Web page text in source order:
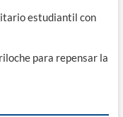
estudiantil con
para repensar la